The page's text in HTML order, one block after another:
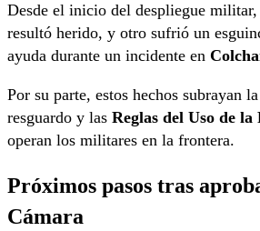
Desde el inicio del despliegue
resultó herido, y otro sufrió un
ayuda durante un incidente en
Por su parte, estos hechos subrayan
resguardo y las Reglas del Uso de la
operan los militares en la frontera.
Próximos pasos tras
Cámara